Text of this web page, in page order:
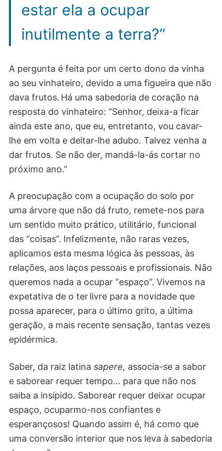
estar ela a ocupar
inutilmente a terra?”
A pergunta é feita por um certo dono da vinha
ao seu vinhateiro, devido a uma figueira que não
dava frutos. Há uma sabedoria de coração na
resposta do vinhateiro: “Senhor, deixa-a ficar
ainda este ano, que eu, entretanto, vou cavar-
lhe em volta e deitar-lhe adubo. Talvez venha a
dar frutos. Se não der, mandá-la-ás cortar no
próximo ano.”
A preocupação com a ocupação do solo por
uma árvore que não dá fruto, remete-nos para
um sentido muito prático, utilitário, funcional
das “coisas”. Infelizmente, não raras vezes,
aplicamos esta mesma lógica às pessoas, às
relações, aos laços pessoais e profissionais. Não
queremos nada a ocupar “espaço”. Vivemos na
expetativa de o ter livre para a novidade que
possa aparecer, para o último grito, a última
geração, a mais recente sensação, tantas vezes
epidérmica.
Saber, da raiz latina sapere, associa-se a sabor
e saborear requer tempo... para que não nos
saiba a insípido. Saborear requer deixar ocupar
espaço, ocuparmo-nos confiantes e
esperançosos! Quando assim é, há como que
uma conversão interior que nos leva à sabedoria